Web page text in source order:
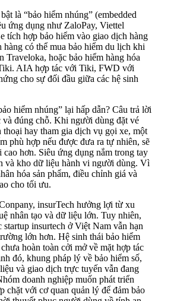
là “bảo hiểm nhúng” (embedded
ứng dụng như ZaloPay, Viettel
tích hợp bảo hiểm vào giao dịch hàng
có thể mua bảo hiểm du lịch khi
Traveloka, hoặc bảo hiểm hàng hóa
AIA hợp tác với Tiki, FWD với
cho sự đối đầu giữa các hệ sinh
hiểm nhúng” lại hấp dẫn? Câu trả lời
và đúng chỗ. Khi người dùng đặt vé
thoại hay tham gia dịch vụ gọi xe, một
phù hợp nếu được đưa ra tự nhiên, sẽ
cao hơn. Siêu ứng dụng nắm trong tay
và kho dữ liệu hành vi người dùng. Vì
hóa sản phẩm, điều chỉnh giá và
cho tối ưu.
insurTech hưởng lợi từ xu
nhân tạo và dữ liệu lớn. Tuy nhiên,
startup insurtech ở Việt Nam vẫn hạn
lớn hơn. Hệ sinh thái bảo hiểm
hoàn toàn cởi mở về mặt hợp tác
đó, khung pháp lý về bảo hiểm số,
và giao dịch trực tuyến vẫn đang
doanh nghiệp muốn phát triển
chặt với cơ quan quản lý để đảm bảo